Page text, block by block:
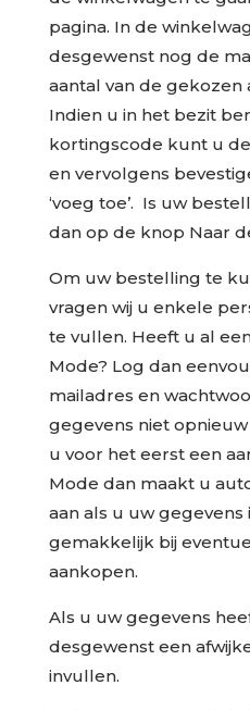
pagina. In de
desgewenst nog de
aantal van de gekozen
Indien u in het bezit
kortingscode kunt u
en vervolgens
‘voeg toe’. Is uw
dan op de knop Naar
Om uw bestelling te
vragen wij u enkele
te vullen. Heeft u al
Mode? Log dan
mailadres en
gegevens niet
u voor het eerst een
Mode dan maakt u
aan als u uw gegevens
gemakkelijk bij
aankopen.
Als u uw gegevens
desgewenst een
invullen.